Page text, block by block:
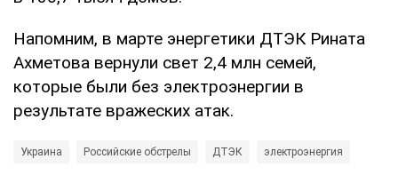
Напомним, в марте энергетики ДТЭК Рината
Ахметова вернули свет 2,4 млн семей,
которые были без электроэнергии в
результате вражеских атак.
Украина Российские обстрелы ДТЭК электроэнергия